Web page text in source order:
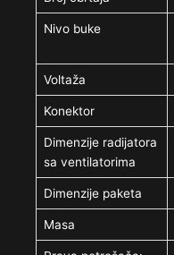
Nivo buke
Voltaža
Konektor
Dimenzije radijatora
sa ventilatorima
Dimenzije paketa
Masa